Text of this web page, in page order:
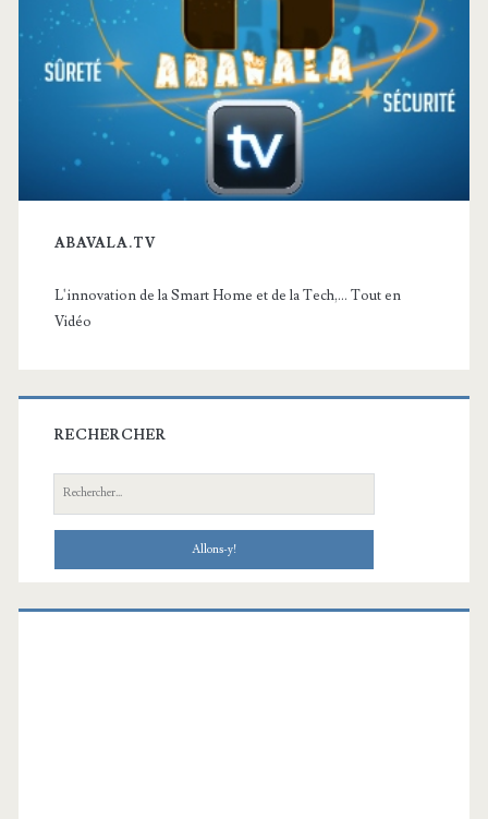
ABAVALA.TV
L'innovation de la Smart Home et de la Tech,... Tout en
Vidéo
RECHERCHER
Recherche: